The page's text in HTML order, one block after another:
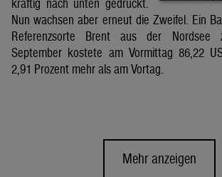
Nun wachsen aber erneut die Zweifel. Ein
Referenzsorte Brent aus der Nordsee
September kostete am Vormittag 86,22
2,91 Prozent mehr als am Vortag.
Mehr anzeigen